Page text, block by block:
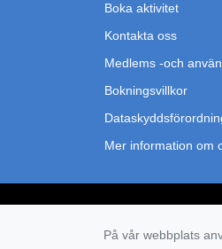
Boka aktivitet
Kontakta oss
Medlems -och
Bokningsvillkor
Mer information om
På vår webbplats